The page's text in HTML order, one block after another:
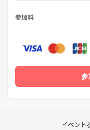
参加料
参
イベント